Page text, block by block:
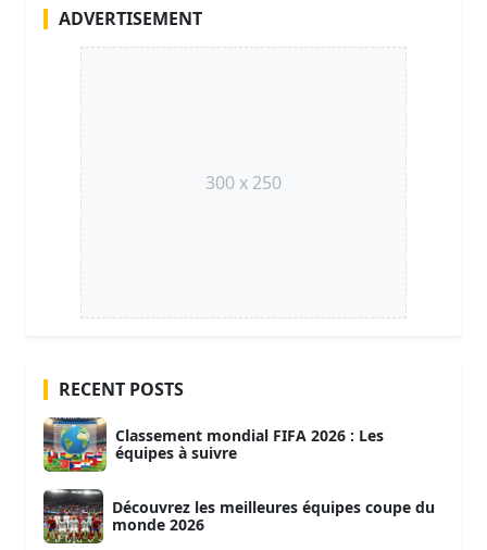
ADVERTISEMENT
300 x 250
RECENT POSTS
Classement mondial FIFA 2026 : Les
équipes à suivre
Découvrez les meilleures équipes coupe du
monde 2026